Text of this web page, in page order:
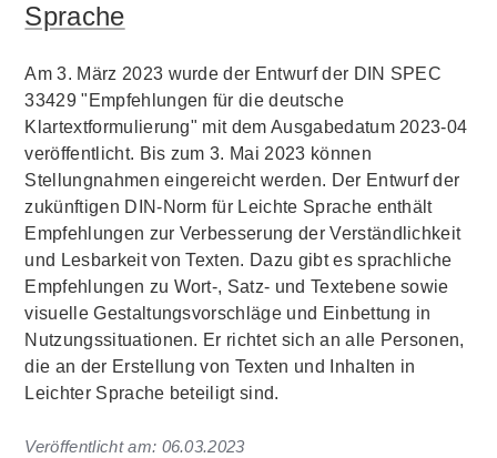
Sprache
Am 3. März 2023 wurde der Entwurf der DIN SPEC
33429 "Empfehlungen für die deutsche
Klartextformulierung" mit dem Ausgabedatum 2023-04
veröffentlicht. Bis zum 3. Mai 2023 können
Stellungnahmen eingereicht werden. Der Entwurf der
zukünftigen DIN-Norm für Leichte Sprache enthält
Empfehlungen zur Verbesserung der Verständlichkeit
und Lesbarkeit von Texten. Dazu gibt es sprachliche
Empfehlungen zu Wort-, Satz- und Textebene sowie
visuelle Gestaltungsvorschläge und Einbettung in
Nutzungssituationen. Er richtet sich an alle Personen,
die an der Erstellung von Texten und Inhalten in
Leichter Sprache beteiligt sind.
Veröffentlicht am: 06.03.2023